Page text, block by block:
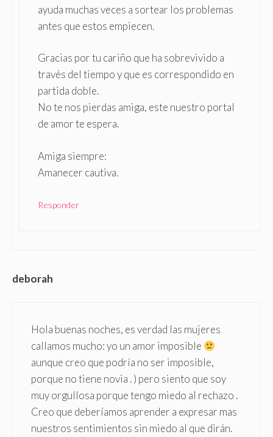
ayuda muchas veces a sortear los problemas
antes que estos empiecen.
Gracias por tu cariño que ha sobrevivido a
través del tiempo y que es correspondido en
partida doble.
No te nos pierdas amiga, este nuestro portal
de amor te espera.
Amiga siempre:
Amanecer cautiva.
Responder
deborah
Hola buenas noches, es verdad las mujeres
callamos mucho: yo un amor imposible
aunque creo que podría no ser imposible,
porque no tiene novia . ) pero siento que soy
muy orgullosa porque tengo miedo al rechazo .
Creo que deberíamos aprender a expresar mas
nuestros sentimientos sin miedo al que dirán.